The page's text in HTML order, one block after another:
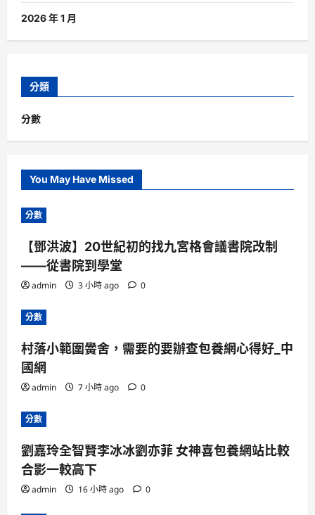
2026 年 1 月
分類
分數
You May Have Missed
分數
【鄧洪波】20世紀初的找九宮格會議書院改制
——從書院到學堂
admin 3 小時 ago 0
分數
村落小範圍黌舍，需要的要辦查包養網心得好_中
國網
admin 7 小時 ago 0
分數
劉嘉玲全智賢李冰冰劉亦菲 女神喜包養網站比較
合影一較高下
admin 16 小時 ago 0